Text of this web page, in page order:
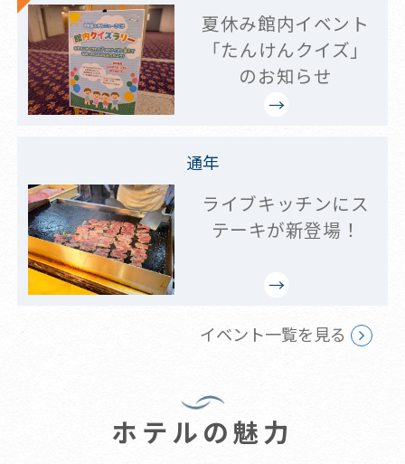
夏休み館内イベント
「たんけんクイズ」
のお知らせ
通年
ライブキッチンにス
テーキが新登場！
イベント一覧を見る
ホテルの魅力